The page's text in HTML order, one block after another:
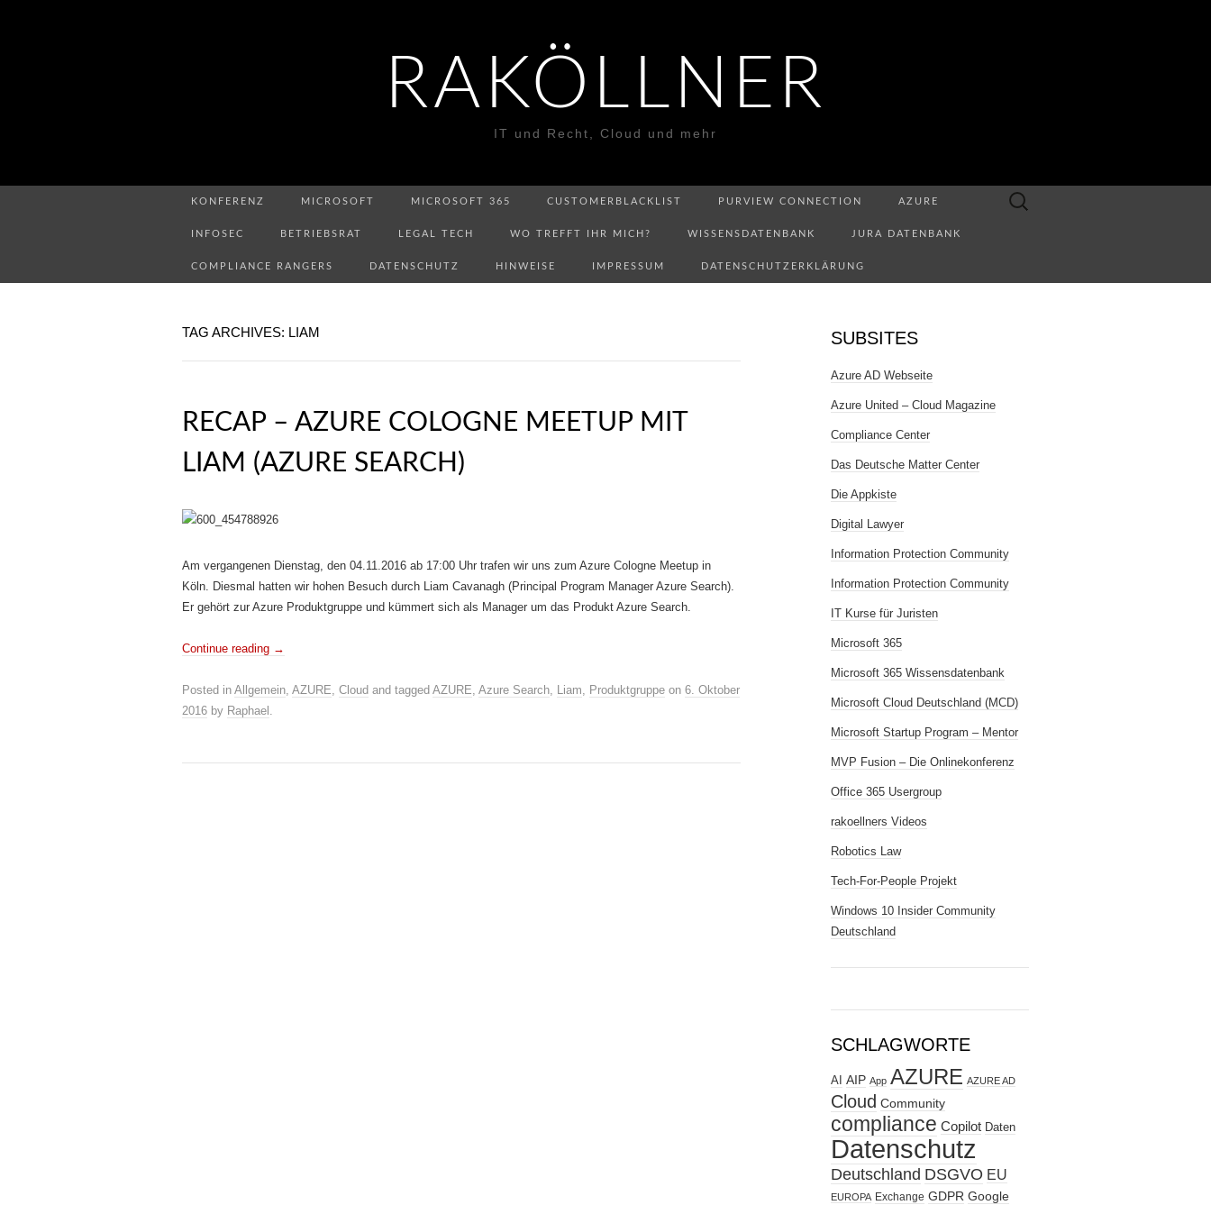
RAKÖLLNER
IT und Recht, Cloud und mehr
KONFERENZ MICROSOFT MICROSOFT 365 CUSTOMERBLACKLIST PURVIEW CONNECTION AZURE
INFOSEC BETRIEBSRAT LEGAL TECH WO TREFFT IHR MICH? WISSENSDATENBANK JURA DATENBANK
COMPLIANCE RANGERS DATENSCHUTZ HINWEISE IMPRESSUM DATENSCHUTZERKLÄRUNG
Suchen
TAG ARCHIVES: LIAM
RECAP – AZURE COLOGNE MEETUP MIT
LIAM (AZURE SEARCH)
Am vergangenen Dienstag, den 04.11.2016 ab 17:00 Uhr trafen wir uns zum Azure Cologne Meetup in
Köln. Diesmal hatten wir hohen Besuch durch Liam Cavanagh (Principal Program Manager Azure Search).
Er gehört zur Azure Produktgruppe und kümmert sich als Manager um das Produkt Azure Search.
Continue reading →
Posted in Allgemein, AZURE, Cloud and tagged AZURE, Azure Search, Liam, Produktgruppe on 6. Oktober
2016 by Raphael .
SUBSITES
Azure AD Webseite
Azure United – Cloud Magazine
Compliance Center
Das Deutsche Matter Center
Die Appkiste
Digital Lawyer
Information Protection Community
Information Protection Community
IT Kurse für Juristen
Microsoft 365
Microsoft 365 Wissensdatenbank
Microsoft Cloud Deutschland (MCD)
Microsoft Startup Program – Mentor
MVP Fusion – Die Onlinekonferenz
Office 365 Usergroup
rakoellners Videos
Robotics Law
Tech-For-People Projekt
Windows 10 Insider Community
Deutschland
SCHLAGWORTE
AI AIP App AZURE AZURE AD
Cloud Community
compliance Copilot Daten
Datenschutz
Deutschland DSGVO EU
EUROPA Exchange GDPR Google